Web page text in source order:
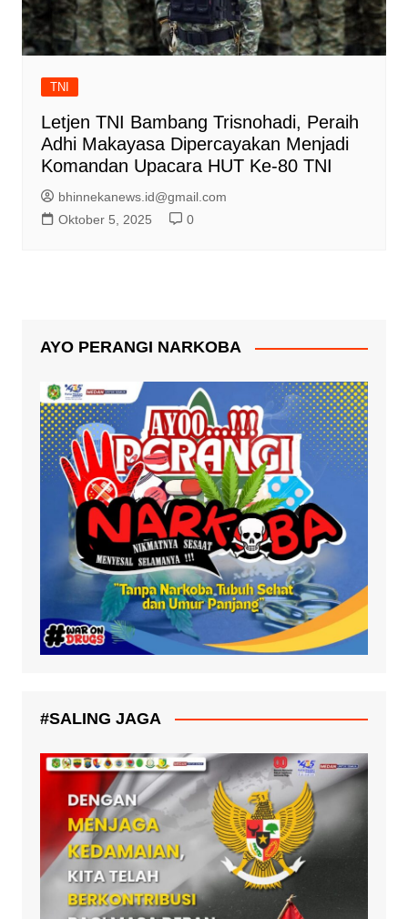
TNI
Letjen TNI Bambang Trisnohadi, Peraih
Adhi Makayasa Dipercayakan Menjadi
Komandan Upacara HUT Ke-80 TNI
bhinnekanews.id@gmail.com
Oktober 5, 2025
0
AYO PERANGI NARKOBA
#SALING JAGA